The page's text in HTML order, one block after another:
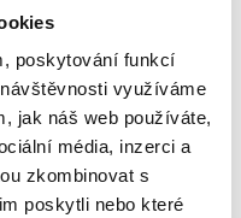
poskytování funkcí
využíváme
jak náš web používáte,
média, inzerci a
zkombinovat s
poskytli nebo které